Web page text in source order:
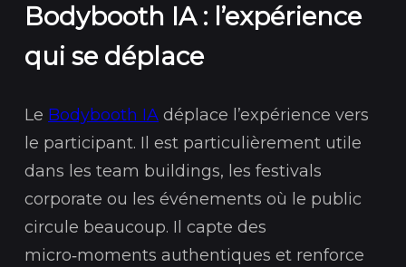
Bodybooth IA : l’expérience
qui se déplace
Le Bodybooth IA déplace l’expérience vers
le participant. Il est particulièrement utile
dans les team buildings, les festivals
corporate ou les événements où le public
circule beaucoup. Il capte des
micro‑moments authentiques et renforce